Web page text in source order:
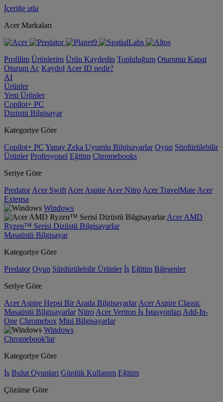
İçeriğe atla
Acer Markaları
Profilim Ürünlerim Ürün Kaydedin Topluluğum Oturumu Kapat
Oturum Aç Kaydol Acer ID nedir?
AI
Ürünler
Yeni Ürünler
Copilot+ PC
Dizüstü Bilgisayar
Kategoriye Göre
Copilot+ PC Yapay Zeka Uyumlu Bilgisayarlar Oyun Sürdürülebilir
Ürünler Profesyonel Eğitim Chromebooks
Seriye Göre
Predator Acer Swift Acer Aspire Acer Nitro Acer TravelMate Acer
Extensa
Windows
Acer AMD
Ryzen™ Serisi Dizüstü Bilgisayarlar
Masaüstü Bilgisayar
Kategoriye Göre
Predator Oyun Sürdürülebilir Ürünler İş Eğitim Bileşenler
Seriye Göre
Acer Aspire Hepsi Bir Arada Bilgisayarlar Acer Aspire Classic
Masaüstü Bilgisayarlar Nitro Acer Veriton İş İstasyonları Add-In-
One Chromebox Mini Bilgisayarlar
Windows
Chromebook'lar
Kategoriye Göre
İş Bulut Oyunları Günlük Kullanım Eğitim
Çözüme Göre